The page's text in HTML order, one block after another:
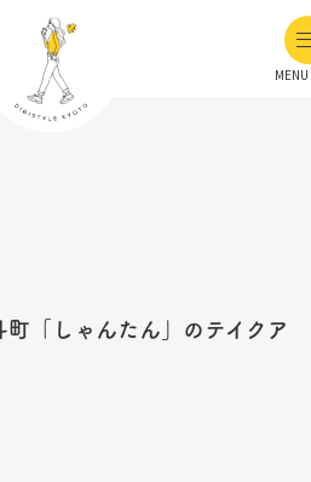
MENU
「しゃんたん」のテイクア